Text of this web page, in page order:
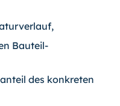
Bauteil-
des konkreten